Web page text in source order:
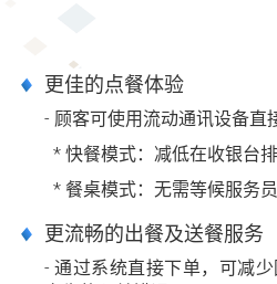
更佳的点餐体验
- 顾客可使用流动通讯设备直
* 快餐模式：减低在收银台
* 餐桌模式：无需等候服务
更流畅的出餐及送餐服务
- 通过系统直接下单，可减